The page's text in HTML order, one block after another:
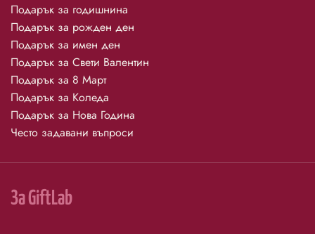
Подарък за годишнина
Подарък за рожден ден
Подарък за имен ден
Подарък за Свети Валентин
Подарък за 8 Март
Подарък за Коледа
Подарък за Нова Година
Често задавани въпроси
За GiftLab